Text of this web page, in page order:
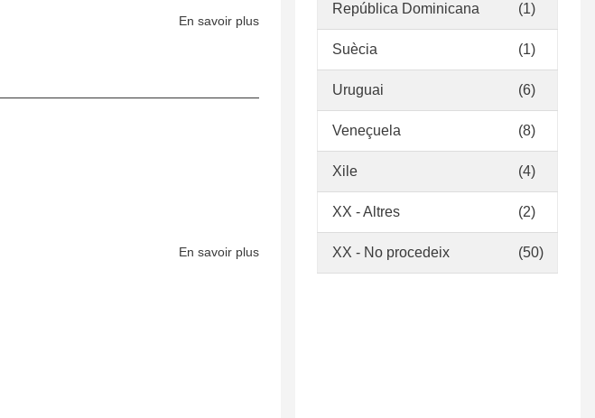
Fabra
de
En savoir plussur
desenvolupament
En savoir plussur
República Dominicana (1)
Suècia (1)
Uruguai (6)
Veneçuela (8)
Xile (4)
XX - Altres (2)
XX - No procedeix (50)